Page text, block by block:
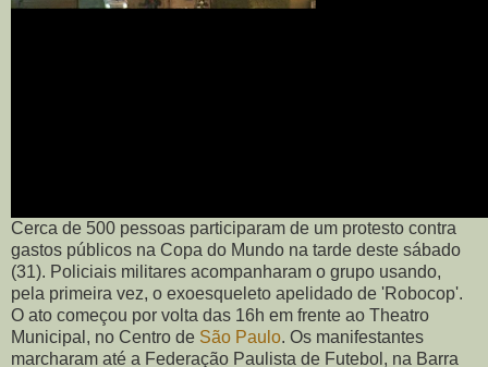
Cerca de 500 pessoas participaram de um protesto contra
gastos públicos na Copa do Mundo na tarde deste sábado
(31). Policiais militares acompanharam o grupo usando,
pela primeira vez, o exoesqueleto apelidado de 'Robocop'.
O ato começou por volta das 16h em frente ao Theatro
Municipal, no Centro de São Paulo. Os manifestantes
marcharam até a Federação Paulista de Futebol, na Barra